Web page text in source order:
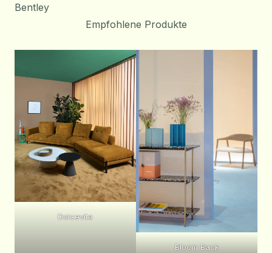
Bentley
Empfohlene Produkte
Dolcevita
Bloom Back